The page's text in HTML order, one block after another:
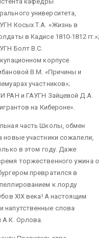
университета,
Косых Т.А. «Жизнь в
в Кадисе 1810-1812 гг.»;
Болт В.С.
корпусе
В.М. «Причины и
участников»;
РАН и ГАУГН Зайцевой Д.А.
на Кибероне».
часть Школы, обмен
участники сожалели,
в этом году. Даже
торжественного ужина о
превратился в
к лорду
XIX века! А настоящим
напутственные слова
Орлова.